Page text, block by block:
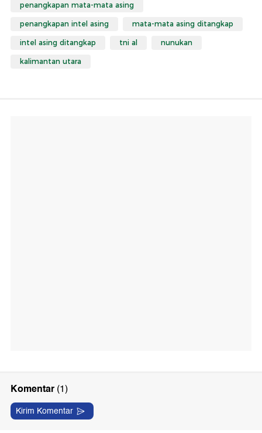
penangkapan mata-mata asing
penangkapan intel asing mata-mata asing ditangkap
intel asing ditangkap tni al nunukan
kalimantan utara